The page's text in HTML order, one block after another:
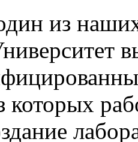
из наших
которых